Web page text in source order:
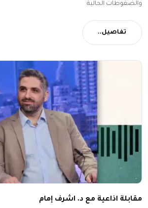
والضغوطات الحالية
تفاصيل..
مقابلة اذاعية مع د. اشرف إمام